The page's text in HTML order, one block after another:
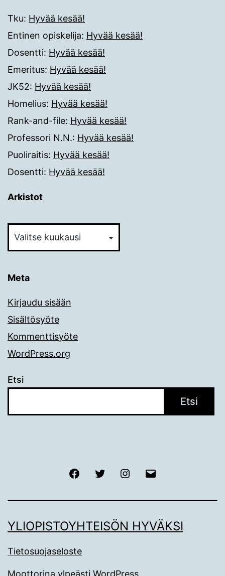
Tku: Hyvää kesää!
Entinen opiskelija: Hyvää kesää!
Dosentti: Hyvää kesää!
Emeritus: Hyvää kesää!
JK52: Hyvää kesää!
Homelius: Hyvää kesää!
Rank-and-file: Hyvää kesää!
Professori N.N.: Hyvää kesää!
Puoliraitis: Hyvää kesää!
Dosentti: Hyvää kesää!
Arkistot
Meta
Kirjaudu sisään
Sisältösyöte
Kommenttisyöte
WordPress.org
Etsi
Etsi
FacebookTwitter Instagram
YLIOPISTOYHTEISÖN HYVÄKSI
Tietosuojaseloste